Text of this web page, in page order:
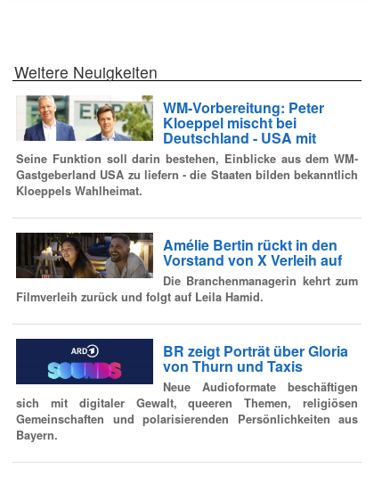
Weitere Neuigkeiten
WM-Vorbereitung: Peter
Kloeppel mischt bei
Deutschland - USA mit
Seine Funktion soll darin bestehen, Einblicke aus dem WM-
Gastgeberland USA zu liefern - die Staaten bilden bekanntlich
Kloeppels Wahlheimat.
Amélie Bertin rückt in den
Vorstand von X Verleih auf
Die Branchenmanagerin kehrt zum
Filmverleih zurück und folgt auf Leila Hamid.
BR zeigt Porträt über Gloria
von Thurn und Taxis
Neue Audioformate beschäftigen
sich mit digitaler Gewalt, queeren Themen, religiösen
Gemeinschaften und polarisierenden Persönlichkeiten aus
Bayern.